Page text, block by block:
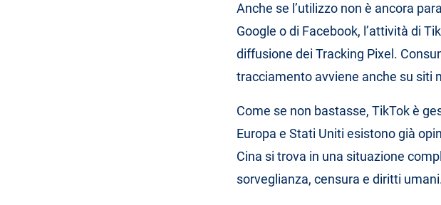
Anche se l’utilizzo non è ancora
Google o di Facebook, l’attività di
diffusione dei Tracking Pixel.
tracciamento avviene anche su siti
Come se non bastasse, TikTok è
Europa e Stati Uniti esistono già
Cina si trova in una situazione
sorveglianza, censura e diritti